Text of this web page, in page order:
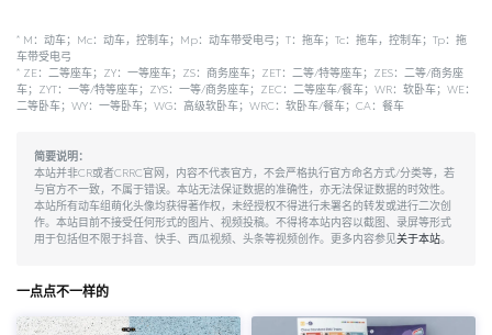
* M：动车；Mc：动车，控制车；Mp：动车带受电弓；T：拖车；Tc：拖车，控制车；Tp：拖
车带受电弓
* ZE：二等座车；ZY：一等座车；ZS：商务座车；ZET：二等/特等座车；ZES：二等/商务座
车；ZYT：一等/特等座车；ZYS：一等/商务座车；ZEC：二等座车/餐车；WR：软卧车；WE：
二等卧车；WY：一等卧车；WG：高级软卧车；WRC：软卧车/餐车；CA：餐车
简要说明：
本站并非CR或者CRRC官网，内容不代表官方，不会严格执行官方命名方式/分类等，若
与官方不一致，不属于错误。本站无法保证数据的准确性，亦无法保证数据的时效性。
本站所有动车组萌化头像均获得著作权，未经授权不得进行未署名的转发或进行二次创
作。本站目前不接受任何形式的图片、视频投稿。不得将本站内容以截图、录屏等形式
用于包括但不限于抖音、快手、西瓜视频、头条等视频创作。更多内容参见关于本站。
一点点不一样的